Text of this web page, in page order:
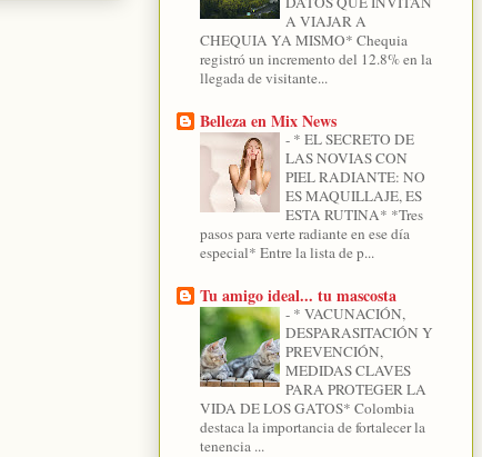
A VIAJAR A
CHEQUIA YA MISMO* Chequia
registró un incremento del 12.8% en la
llegada de visitante...
Belleza en Mix News
- * EL SECRETO DE
LAS NOVIAS CON
PIEL RADIANTE: NO
ES MAQUILLAJE, ES
ESTA RUTINA* *Tres
pasos para verte radiante en ese día
especial* Entre la lista de p...
Tu amigo ideal... tu mascosta
- * VACUNACIÓN,
DESPARASITACIÓN Y
PREVENCIÓN,
MEDIDAS CLAVES
PARA PROTEGER LA
VIDA DE LOS GATOS* Colombia
destaca la importancia de fortalecer la
tenencia ...